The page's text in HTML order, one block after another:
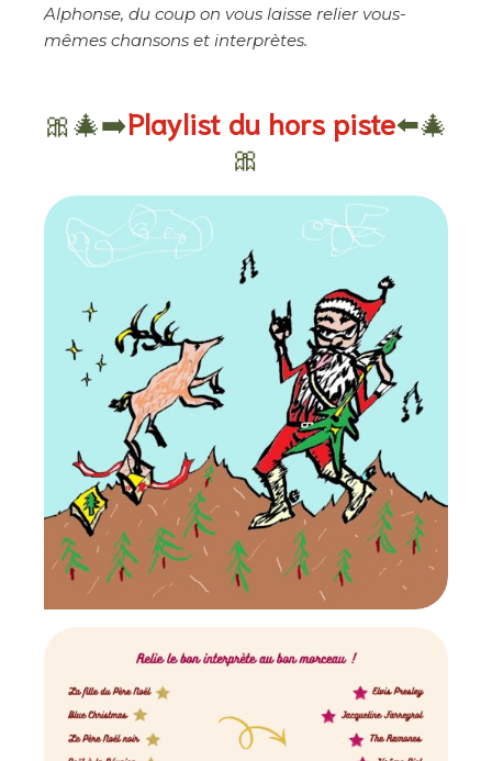
Alphonse, du coup on vous laisse relier vous-
mêmes chansons et interprètes.
🎀🎄➡️Playlist du hors piste⬅️🎄
🎀